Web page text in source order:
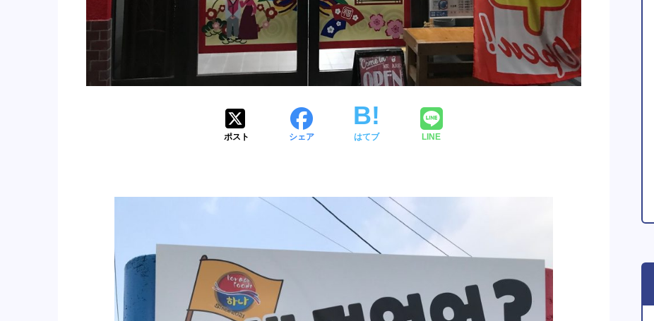
ポスト シェア はてブ LINE